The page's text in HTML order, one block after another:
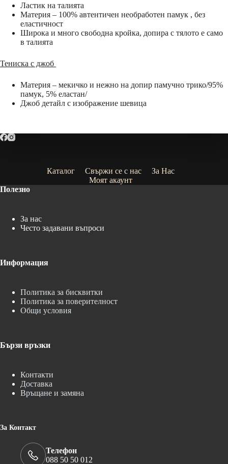
Ластик на талията
Материя – 100% автентичен необработен памук , без
еластичност
Широка и много свободна кройка, допира с тялото е само
в талията
Тениска с джоб
Материя – мекичко и нежно на допир памучно трико/95%
памук, 5% еластан/
Джоб детайл с изображение шевица
Каталог Свържи се с нас
За Нас
Моят акаунт
Полезно
За нас
Често задавани въпроси
Информация
Политика за бисквитки
Политика за поверителност
Общи условия
Бързи връзки
Контакти
Доставка
Връщане и замяна
За Контакт
Телефон
088 50 50 012